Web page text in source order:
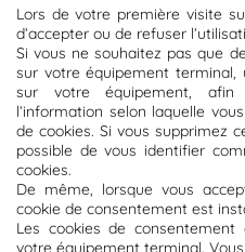
Lors de votre première visite
d’accepter ou de refuser
Si vous ne souhaitez pas que
sur votre équipement
sur votre équipement,
l’information selon laquelle
de cookies. Si vous supprimez
possible de vous identifier
cookies.
De même, lorsque vous
cookie de consentement est
Les cookies de
votre équipement terminal.